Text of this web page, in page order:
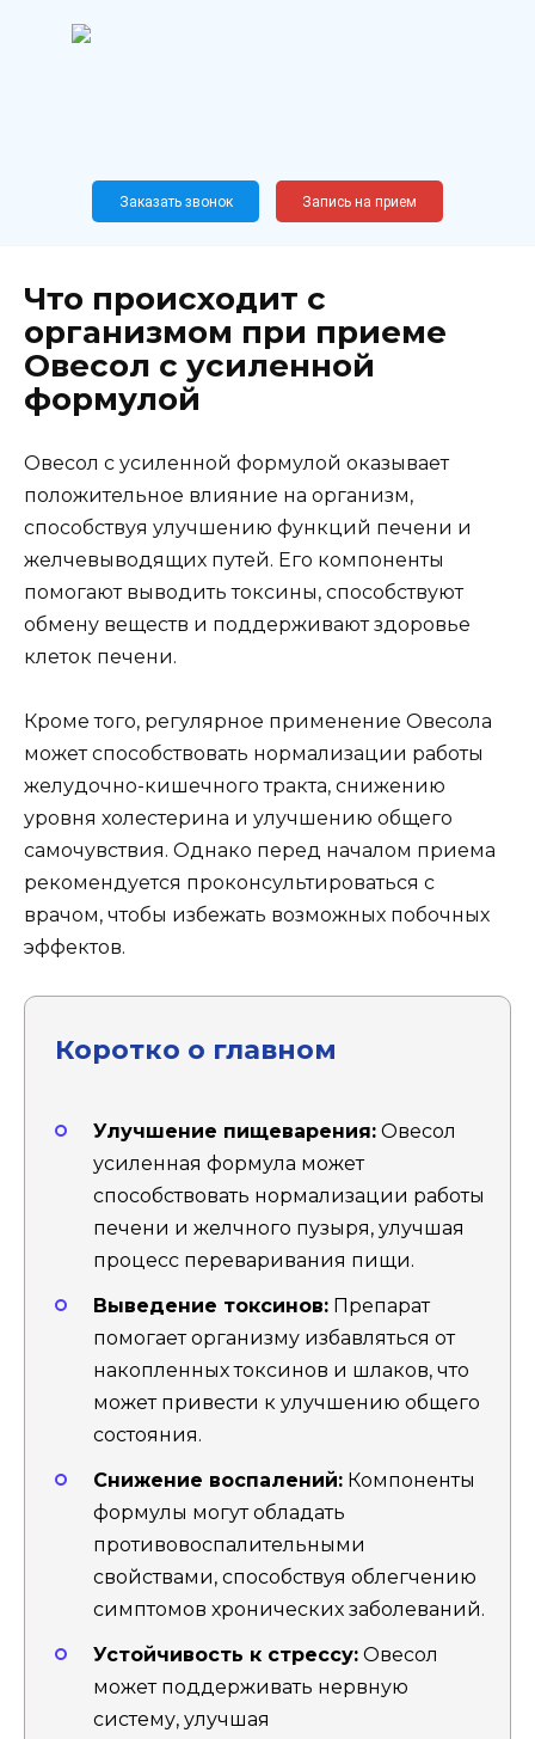
Новослободская, 62, к12
Заказать звонок Запись на прием
Что происходит с
организмом при приеме
Овесол с усиленной
формулой
Овесол с усиленной формулой оказывает
положительное влияние на организм,
способствуя улучшению функций печени и
желчевыводящих путей. Его компоненты
помогают выводить токсины, способствуют
обмену веществ и поддерживают здоровье
клеток печени.
Кроме того, регулярное применение Овесола
может способствовать нормализации работы
желудочно-кишечного тракта, снижению
уровня холестерина и улучшению общего
самочувствия. Однако перед началом приема
рекомендуется проконсультироваться с
врачом, чтобы избежать возможных побочных
эффектов.
Коротко о главном
Улучшение пищеварения: Овесол
усиленная формула может
способствовать нормализации работы
печени и желчного пузыря, улучшая
процесс переваривания пищи.
Выведение токсинов: Препарат
помогает организму избавляться от
накопленных токсинов и шлаков, что
может привести к улучшению общего
состояния.
Снижение воспалений: Компоненты
формулы могут обладать
противовоспалительными
свойствами, способствуя облегчению
симптомов хронических заболеваний.
Устойчивость к стрессу: Овесол
может поддерживать нервную
систему, улучшая